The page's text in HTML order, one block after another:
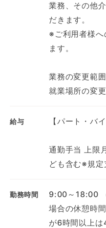
業務、その他
だきます。
※ご利用者様
ます。
業務の変更範
就業場所の変
給与 【パート・バ
通勤手当 上限
ども含む※規定
勤務時間
9:00～18:00
場合の休憩時
が6時間以上